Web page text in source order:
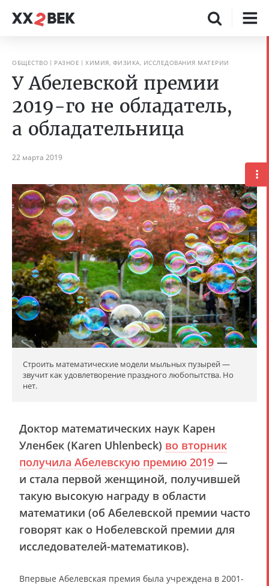
ОБЩЕСТВО РАЗНОЕ ХИМИЯ, ФИЗИКА, ИССЛЕДОВАНИЯ МАТЕРИИ
У Абелевской премии
2019-го не обладатель,
а обладательница
22 марта 2019
Строить математические модели мыльных пузырей —
звучит как удовлетворение праздного любопытства. Но
нет.
Доктор математических наук Карен
Уленбек (Karen Uhlenbeck) во вторник
получила Абелевскую премию 2019 —
и стала первой женщиной, получившей
такую высокую награду в области
математики (об Абелевской премии часто
говорят как о Нобелевской премии для
исследователей-математиков).
Впервые Абелевская премия была учреждена в 2001-